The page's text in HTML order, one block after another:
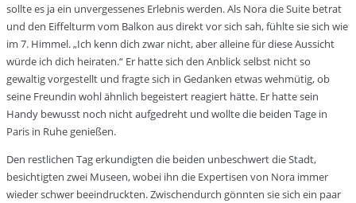
sollte es ja ein unvergessenes Erlebnis werden. Als Nora die Suite betrat
und den Eiffelturm vom Balkon aus direkt vor sich sah, fühlte sie sich wie
im 7. Himmel. „Ich kenn dich zwar nicht, aber alleine für diese Aussicht
würde ich dich heiraten.“ Er hatte sich den Anblick selbst nicht so
gewaltig vorgestellt und fragte sich in Gedanken etwas wehmütig, ob
seine Freundin wohl ähnlich begeistert reagiert hätte. Er hatte sein
Handy bewusst noch nicht aufgedreht und wollte die beiden Tage in
Paris in Ruhe genießen.
Den restlichen Tag erkundigten die beiden unbeschwert die Stadt,
besichtigten zwei Museen, wobei ihn die Expertisen von Nora immer
wieder schwer beeindruckten. Zwischendurch gönnten sie sich ein paar